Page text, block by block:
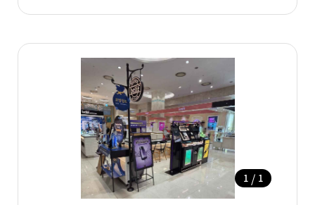
1 / 1